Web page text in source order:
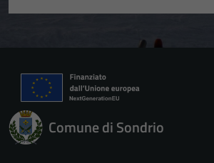
Comune di Sondrio